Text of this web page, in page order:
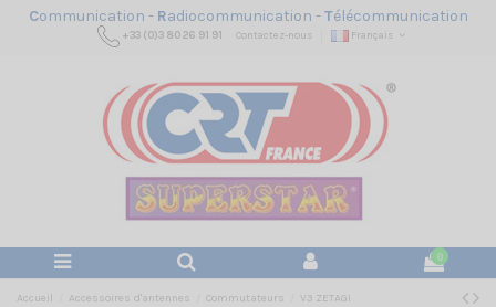
Communication - Radiocommunication -Télécommunication
+33 (0)3 80 26 91 91 Contactez-nous Français
0
Accueil Accessoires d'antennes Commutateurs V3 ZETAGI